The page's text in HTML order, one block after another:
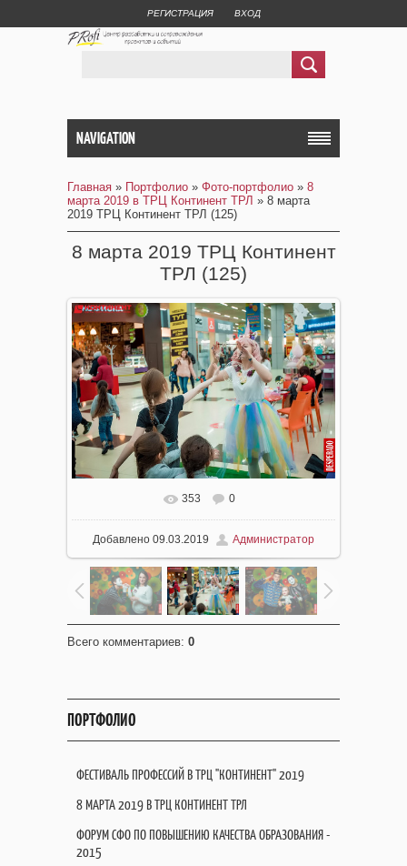
РЕГИСТРАЦИЯ ВХОД
NAVIGATION
Главная » Портфолио » Фото-портфолио » 8
марта 2019 в ТРЦ Континент ТРЛ » 8 марта
2019 ТРЦ Континент ТРЛ (125)
8 марта 2019 ТРЦ Континент
ТРЛ (125)
353 0
Добавлено 09.03.2019 Администратор
Всего комментариев: 0
ПОРТФОЛИО
ФЕСТИВАЛЬ ПРОФЕССИЙ В ТРЦ "КОНТИНЕНТ" 2019
8 МАРТА 2019 В ТРЦ КОНТИНЕНТ ТРЛ
ФОРУМ СФО ПО ПОВЫШЕНИЮ КАЧЕСТВА ОБРАЗОВАНИЯ -
2015